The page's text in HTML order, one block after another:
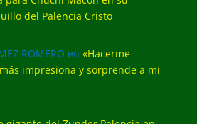
del Palencia Cristo
ROMERO en «Hacerme
impresiona y sorprende a mi